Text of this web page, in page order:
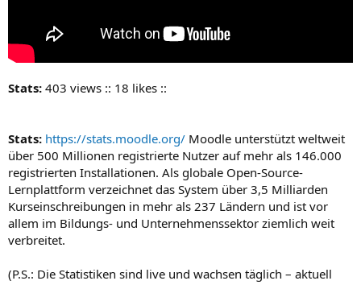
Stats: 403 views :: 18 likes ::
Stats: https://stats.moodle.org/ Moodle unterstützt weltweit
über 500 Millionen registrierte Nutzer auf mehr als 146.000
registrierten Installationen. Als globale Open-Source-
Lernplattform verzeichnet das System über 3,5 Milliarden
Kurseinschreibungen in mehr als 237 Ländern und ist vor
allem im Bildungs- und Unternehmenssektor ziemlich weit
verbreitet.
(P.S.: Die Statistiken sind live und wachsen täglich – aktuell